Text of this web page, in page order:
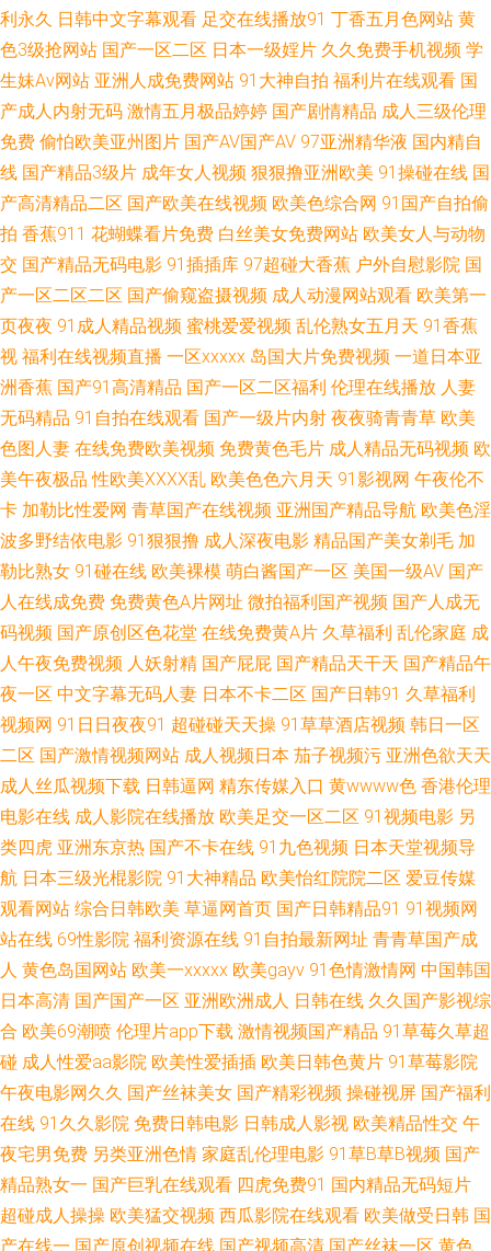
理 午夜看片 超碰人人最新91 91福利专区 日韩第2页 91噜在线观看 91人妻
国产丝袜 亚州无玛 国产第19页 91传媒网页版 国产黑料福利社 蜜桃成人免费
网站 www777久久 人人操国产精品 91探花在线观看按摩 日韩毛片网址 92国
产区 日韩午夜高清无码 97资源人妻在线视频 人妻精品久久 AV五男人天堂 深
爱婷婷网 92AV视频 欧美sss视频在线 91网红在线视频 久热精品婷婷 91c一
区 亚洲日韩伦理 不卡视频一下 日本成人人妻在线 成人毛片网 四虎WWWW
91网站在线观看18 免费视频久久就久久 91九色巨乳 久操视频在线 91黑料
在线视频黑丝 久久瑟色 91com精彩视频 成人wwwsss 性天堂性交 99久久精
品免费热 日韩欧美综合综合网 91视色 欧美超碰精品 91网站快播传媒 久久一
91在线超碰 www91牛cw 91大学生视频在线观看 91TV在线观看网站 男人天
堂黄色 91永久免费观看 91制片厂探花在线 91黄色视频清高 影音先锋操你av
在线 九九国产精品九九 91成年成年进入人口 九9久久婷婷 91传媒在线免费
久草青草 91豆花永久视频完整 九九热色 51福利社区导航 东京热亚洲免费精
品 91N福利网 黑料51第一页 伊人久久影院 东方最新av在线 淫网av 福利导航
91 探花精品第八页 91在线狼友 欧美成人官网 91在线入口 欧美日韩黄 91九
色porn蝌蚪 国外91视频在线观看 91女神福利视频在线 91性爰视频 福利视频
99 成人精品大片在线看 91人妻福利精品 欧美不卡码 91换妻 精品国产资源
影音先锋亚洲f区 久草福利免费 91草大妈 海角紧网 影音先锋电影日韩91 国
产精海角 91干丝袜 黄色直播91 91逼站 国产成人精品青青草原 亚洲精品二
区无码 韩国V网 精品色在线观看 91N免费网站 狠狠操综合网站 黑丝www国
产 有码在线www 草莓视频深夜 美女网黄视频中文久久 夜间肏屄免费 夜晚福
利狼友国产 狠狠干干干 影音先锋五月色 国产黑料福利社 在线不卡av成人电
利永久 日韩中文字幕观看 足交在线播放91 丁香五月色网站 黄
色3级抢网站 国产一区二区 日本一级婬片 久久免费手机视频 学
生妹Av网站 亚洲人成免费网站 91大神自拍 福利片在线观看 国
产成人内射无码 激情五月极品婷婷 国产剧情精品 成人三级伦理
免费 偷怕欧美亚州图片 国产AV国产AV 97亚洲精华液 国内精自
线 国产精品3级片 成年女人视频 狠狠撸亚洲欧美 91操碰在线 国
产高清精品二区 国产欧美在线视频 欧美色综合网 91国产自拍偷
拍 香蕉911 花蝴蝶看片免费 白丝美女免费网站 欧美女人与动物
交 国产精品无码电影 91插插库 97超碰大香蕉 户外自慰影院 国
产一区二区二区 国产偷窥盗摄视频 成人动漫网站观看 欧美第一
页夜夜 91成人精品视频 蜜桃爱爱视频 乱伦熟女五月天 91香蕉
视 福利在线视频直播 一区xxxxx 岛国大片免费视频 一道日本亚
洲香蕉 国产91高清精品 国产一区二区福利 伦理在线播放 人妻
无码精品 91自拍在线观看 国产一级片内射 夜夜骑青青草 欧美
色图人妻 在线免费欧美视频 免费黄色毛片 成人精品无码视频 欧
美午夜极品 性欧美ⅩⅩⅩⅩ乱 欧美色色六月天 91影视网 午夜伦不
卡 加勒比性爱网 青草国产在线视频 亚洲国产精品导航 欧美色淫
波多野结依电影 91狠狠撸 成人深夜电影 精品国产美女剃毛 加
勒比熟女 91碰在线 欧美裸模 萌白酱国产一区 美国一级AV 国产
人在线成免费 免费黄色A片网址 微拍福利国产视频 国产人成无
码视频 国产原创区色花堂 在线免费黄A片 久草福利 乱伦家庭 成
人午夜免费视频 人妖射精 国产屁屁 国产精品天干天 国产精品午
夜一区 中文字幕无码人妻 日本不卡二区 国产日韩91 久草福利
视频网 91日日夜夜91 超碰碰天天操 91草草酒店视频 韩日一区
二区 国产激情视频网站 成人视频日本 茄子视频污 亚洲色欲天天
成人丝瓜视频下载 日韩逼网 精东传媒入口 黄wwww色 香港伦理
电影在线 成人影院在线播放 欧美足交一区二区 91视频电影 另
类四虎 亚洲东京热 国产不卡在线 91九色视频 日本天堂视频导
航 日本三级光棍影院 91大神精品 欧美怡红院院二区 爱豆传媒
观看网站 综合日韩欧美 草逼网首页 国产日韩精品91 91视频网
站在线 69性影院 福利资源在线 91自拍最新网址 青青草国产成
人 黄色岛国网站 欧美一xxxxx 欧美gayv 91色情激情网 中国韩国
日本高清 国产国产一区 亚洲欧洲成人 日韩在线 久久国产影视综
合 欧美69潮喷 伦理片app下载 激情视频国产精品 91草莓久草超
碰 成人性爱aa影院 欧美性爱插插 欧美日韩色黄片 91草莓影院
午夜电影网久久 国产丝袜美女 国产精彩视频 操碰视屏 国产福利
在线 91久久影院 免费日韩电影 日韩成人影视 欧美精品性交 午
夜宅男免费 另类亚洲色情 家庭乱伦理电影 91草B草B视频 国产
精品熟女一 国产巨乳在线观看 四虎免费91 国内精品无码短片
超碰成人操操 欧美猛交视频 西瓜影院在线观看 欧美做受日韩 国
产在线一 国产原创视频在线 国产视频高清 国产丝袜一区 黄色